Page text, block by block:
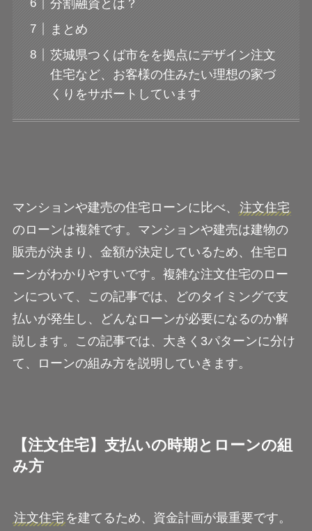
分割融資とは？
まとめ
茨城県つくば市をを拠点にデザイン注文
住宅など、お客様の住みたい理想の家づ
くりをサポートしています
マンションや建売の住宅ローンに比べ、
注文住宅
のローンは複雑です。マンションや建売は建物の
販売が決まり、金額が決定しているため、住宅ロ
ーンがわかりやすいです。複雑な注文住宅のロー
ンについて、この記事では、どのタイミングで支
払いが発生し、どんなローンが必要になるのか解
説します。この記事では、大きく3パターンに分け
て、ローンの組み方を説明していきます。
【注文住宅】支払いの時期とローンの組
み方
注文住宅 を建てるため、資金計画が最重要です。